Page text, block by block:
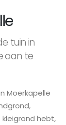
tuin in
aan te
Moerkapelle
kleigrond hebt,